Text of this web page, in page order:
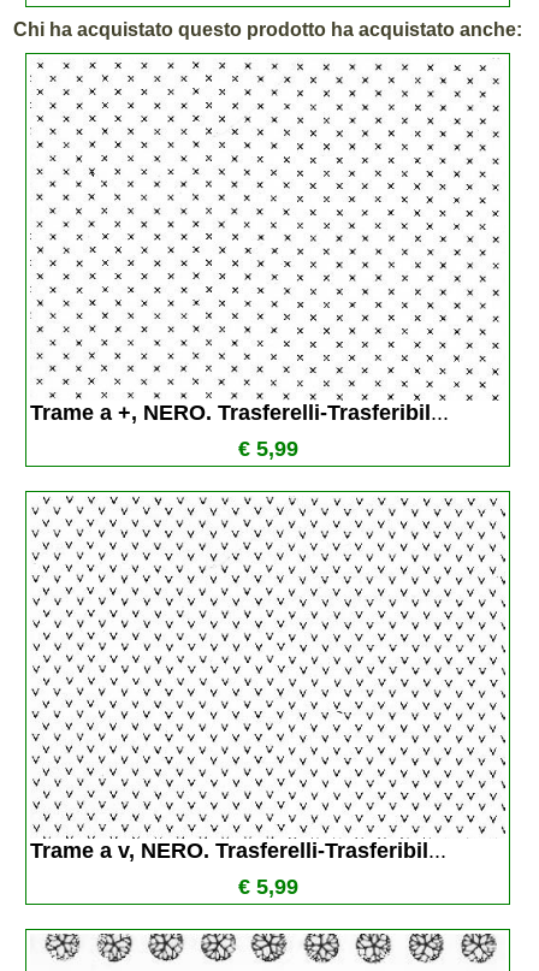
Chi ha acquistato questo prodotto ha acquistato anche:
Trame a +, NERO. Trasferelli-Trasferibil ...
€ 5,99
Trame a v, NERO. Trasferelli-Trasferibil ...
€ 5,99